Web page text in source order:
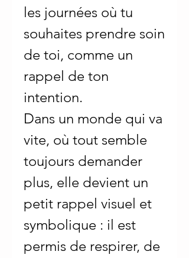
les journées où tu
souhaites prendre soin
de toi, comme un
rappel de ton
intention.
Dans un monde qui va
vite, où tout semble
toujours demander
plus, elle devient un
petit rappel visuel et
symbolique : il est
permis de respirer, de